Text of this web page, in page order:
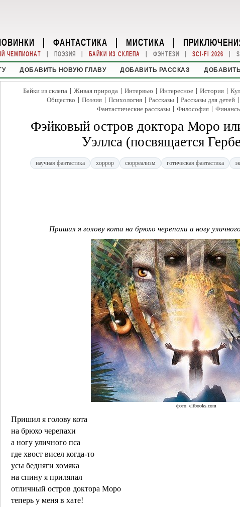
| ФАНТАСТИКА | МИСТИКА |
ЧЕМПИОНАТ | ПОЭЗИЯ | БАЙКИ ИЗ СКЛЕПА | ФЭНТЕЗИ | SCI-FI 2026 |
ДОБАВИТЬ НОВУЮ ГЛАВУ ДОБАВИТЬ РАССКАЗ
Байки из склепа | Живая природа | Интервью | Интересное | История |
Общество | Поэзия | Психология | Рассказы | Рассказы для детей |
Фантастические рассказы | Философия |
Фэйковый остров доктора Моро
Уэллса (посвящается
научная фантастика хоррор сюрреализм готическая фантастика
Пришил я голову кота на брюхо черепахи а ногу
фото: eltbooks.com
Пришил я голову кота
на брюхо черепахи
а ногу уличного пса
где хвост висел когда-то
усы бедняги хомяка
на спину я приляпал
отличный остров доктора Моро
теперь у меня в хате!